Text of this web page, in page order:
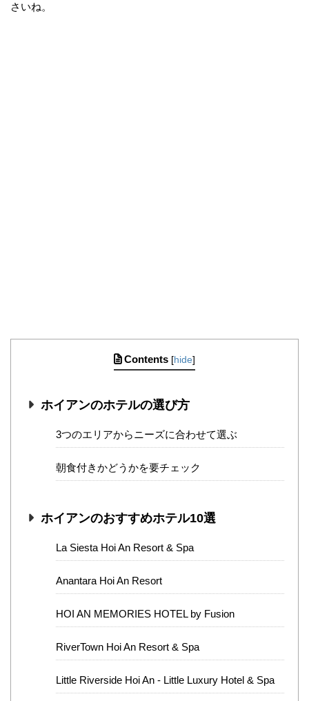
さいね。
Contents [hide]
ホイアンのホテルの選び方
3つのエリアからニーズに合わせて選ぶ
朝食付きかどうかを要チェック
ホイアンのおすすめホテル10選
La Siesta Hoi An Resort & Spa
Anantara Hoi An Resort
HOI AN MEMORIES HOTEL by Fusion
RiverTown Hoi An Resort & Spa
Little Riverside Hoi An - Little Luxury Hotel & Spa